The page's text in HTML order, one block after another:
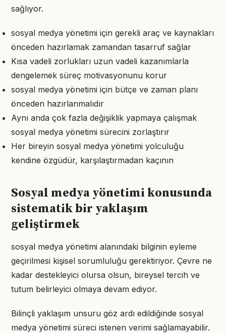
sağlıyor.
sosyal medya yönetimi için gerekli araç ve kaynakları
önceden hazırlamak zamandan tasarruf sağlar
Kısa vadeli zorlukları uzun vadeli kazanımlarla
dengelemek süreç motivasyonunu korur
sosyal medya yönetimi için bütçe ve zaman planı
önceden hazırlanmalıdır
Aynı anda çok fazla değişiklik yapmaya çalışmak
sosyal medya yönetimi sürecini zorlaştırır
Her bireyin sosyal medya yönetimi yolculuğu
kendine özgüdür, karşılaştırmadan kaçının
Sosyal medya yönetimi konusunda
sistematik bir yaklaşım
geliştirmek
sosyal medya yönetimi alanındaki bilginin eyleme
geçirilmesi kişisel sorumluluğu gerektiriyor. Çevre ne
kadar destekleyici olursa olsun, bireysel tercih ve
tutum belirleyici olmaya devam ediyor.
Bilinçli yaklaşım unsuru göz ardı edildiğinde sosyal
medya yönetimi süreci istenen verimi sağlamayabilir.